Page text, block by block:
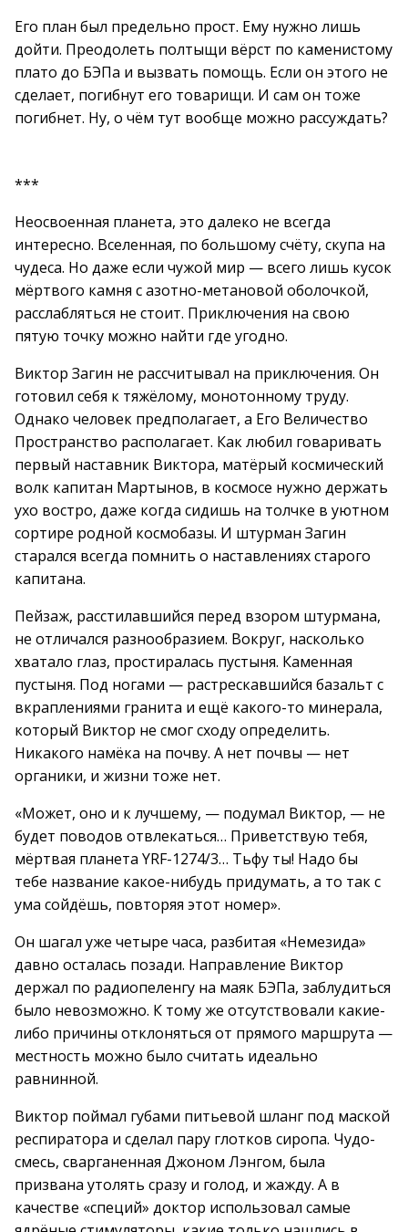
Его план был предельно прост. Ему нужно лишь
дойти. Преодолеть полтыщи вёрст по каменистому
плато до БЭПа и вызвать помощь. Если он этого не
сделает, погибнут его товарищи. И сам он тоже
погибнет. Ну, о чём тут вообще можно рассуждать?
***
Неосвоенная планета, это далеко не всегда
интересно. Вселенная, по большому счёту, скупа на
чудеса. Но даже если чужой мир — всего лишь кусок
мёртвого камня с азотно-метановой оболочкой,
расслабляться не стоит. Приключения на свою
пятую точку можно найти где угодно.
Виктор Загин не рассчитывал на приключения. Он
готовил себя к тяжёлому, монотонному труду.
Однако человек предполагает, а Его Величество
Пространство располагает. Как любил говаривать
первый наставник Виктора, матёрый космический
волк капитан Мартынов, в космосе нужно держать
ухо востро, даже когда сидишь на толчке в уютном
сортире родной космобазы. И штурман Загин
старался всегда помнить о наставлениях старого
капитана.
Пейзаж, расстилавшийся перед взором штурмана,
не отличался разнообразием. Вокруг, насколько
хватало глаз, простиралась пустыня. Каменная
пустыня. Под ногами — растрескавшийся базальт с
вкраплениями гранита и ещё какого-то минерала,
который Виктор не смог сходу определить.
Никакого намёка на почву. А нет почвы — нет
органики, и жизни тоже нет.
«Может, оно и к лучшему, — подумал Виктор, — не
будет поводов отвлекаться… Приветствую тебя,
мёртвая планета YRF-1274/3… Тьфу ты! Надо бы
тебе название какое-нибудь придумать, а то так с
ума сойдёшь, повторяя этот номер».
Он шагал уже четыре часа, разбитая «Немезида»
давно осталась позади. Направление Виктор
держал по радиопеленгу на маяк БЭПа, заблудиться
было невозможно. К тому же отсутствовали какие-
либо причины отклоняться от прямого маршрута —
местность можно было считать идеально
равнинной.
Виктор поймал губами питьевой шланг под маской
респиратора и сделал пару глотков сиропа. Чудо-
смесь, сварганенная Джоном Лэнгом, была
призвана утолять сразу и голод, и жажду. А в
качестве «специй» доктор использовал самые